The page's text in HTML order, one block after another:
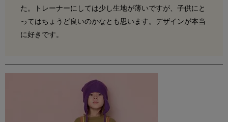
た。トレーナーにしては少し生地が薄いですが、子供にと
ってはちょうど良いのかなとも思います。デザインが本当
に好きです。